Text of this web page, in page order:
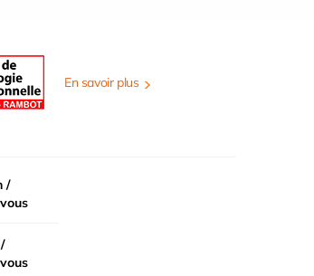
En savoir plus
/